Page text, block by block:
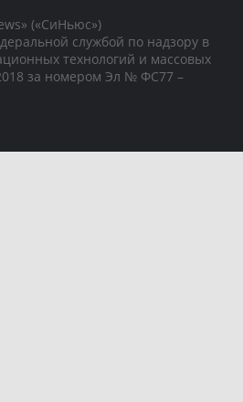
(«СиНьюс»)
службой по надзору в
технологий и массовых
за номером Эл № ФС77 –